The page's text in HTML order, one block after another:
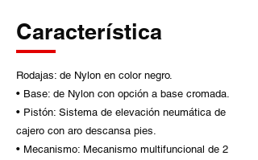
Característica
Rodajas: de Nylon en color negro.
• Base: de Nylon con opción a base cromada.
• Pistón: Sistema de elevación neumática de
cajero con aro descansa pies.
• Mecanismo: Mecanismo multifuncional de 2